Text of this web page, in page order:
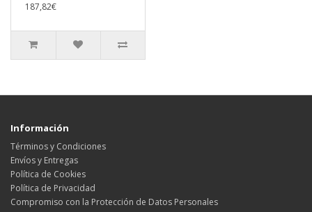
187,82€
Información
Términos y Condiciones
Envíos y Entregas
Política de Cookies
Política de Privacidad
Compromiso con la Protección de Datos Personales